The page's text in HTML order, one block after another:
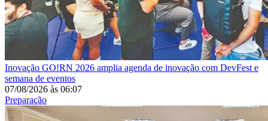
Inovação GO!RN 2026 amplia agenda de inovação com DevFest e
semana de eventos
07/08/2026 às 06:07
Preparação